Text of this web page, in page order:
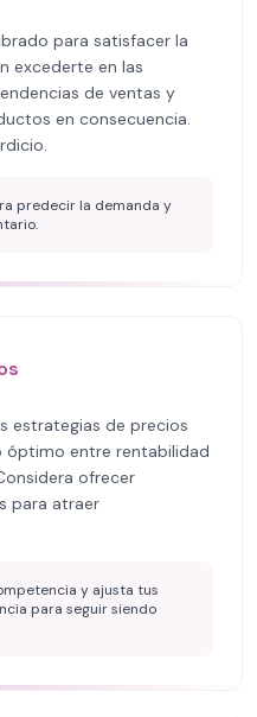
para satisfacer la
excederte en las
de ventas y
en consecuencia.
predecir la demanda y
estrategias de precios
óptimo entre rentabilidad
ofrecer
para atraer
y ajusta tus
para seguir siendo